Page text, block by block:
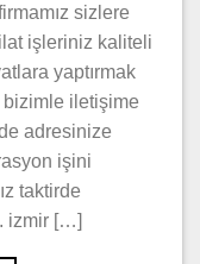
sizlere
işleriniz kaliteli
yaptırmak
bizimle iletişime
adresinize
işini
taktirde
izmir […]